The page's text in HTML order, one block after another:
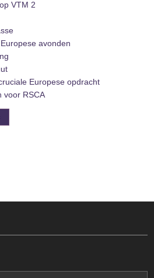
VTM 2
avonden
Europese opdracht
voor RSCA